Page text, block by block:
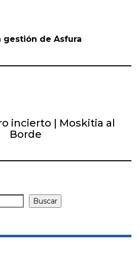
gestión de Asfura
incierto | Moskitia al
Borde
Buscar